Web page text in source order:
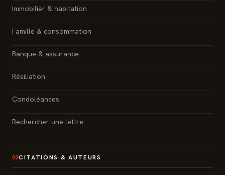
Immobilier & habitation
Famille & consommation
Banque & assurance
Résiliation
Condoléances
Rechercher une lettre
02CITATIONS & AUTEURS